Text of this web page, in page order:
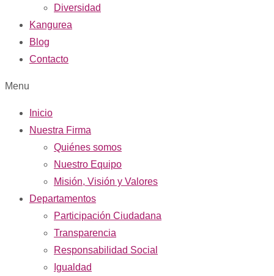
Diversidad
Kangurea
Blog
Contacto
Menu
Inicio
Nuestra Firma
Quiénes somos
Nuestro Equipo
Misión, Visión y Valores
Departamentos
Participación Ciudadana
Transparencia
Responsabilidad Social
Igualdad